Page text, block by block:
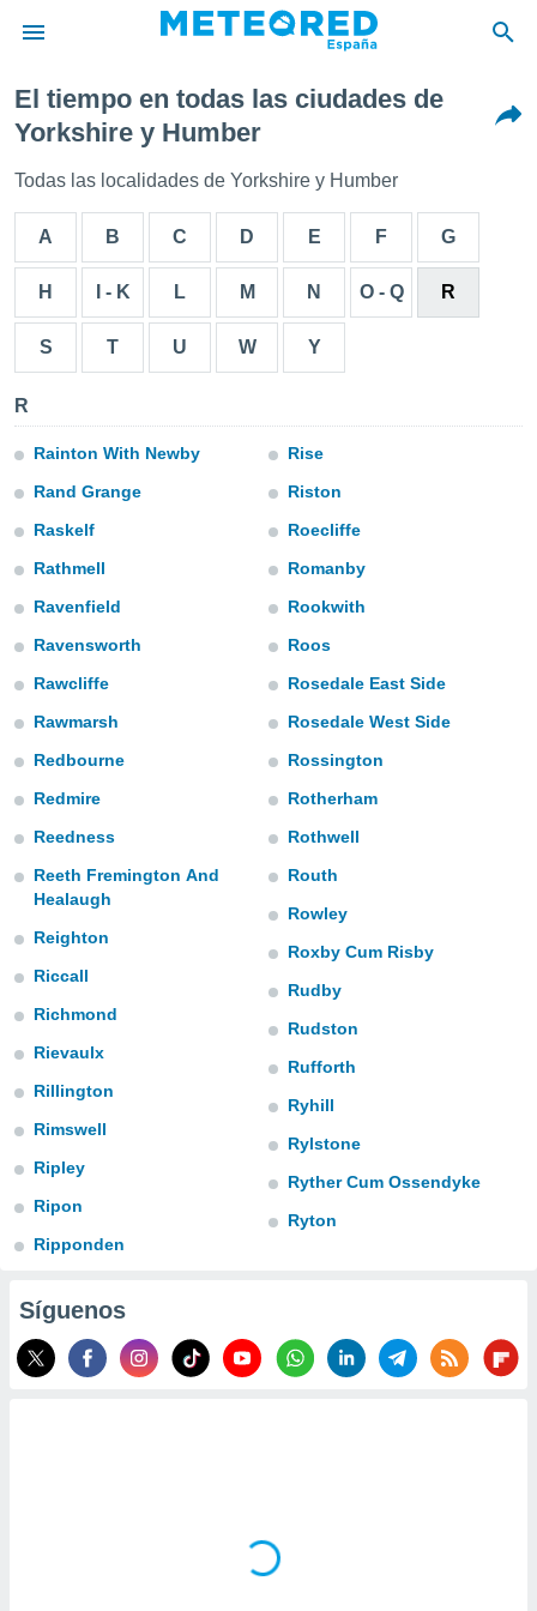
de
por
para
que se
calidad.
las
y
basada
seguir
la
todas
nuestros
y análisis
en
perfil
y
nuestra
de
ACEPTAR
CONFIGURACIÓN
El tiempo en todas las ciudades de
Yorkshire y Humber
Todas las localidades de Yorkshire y Humber
A B C D E F G
H I - K L M N O - Q R
S T U W Y
R
Rainton With Newby
Rand Grange
Raskelf
Rathmell
Ravenfield
Ravensworth
Rawcliffe
Rawmarsh
Redbourne
Redmire
Reedness
Reeth Fremington And
Healaugh
Reighton
Riccall
Richmond
Rievaulx
Rillington
Rimswell
Ripley
Ripon
Ripponden
Rise
Riston
Roecliffe
Romanby
Rookwith
Roos
Rosedale East Side
Rosedale West Side
Rossington
Rotherham
Rothwell
Routh
Rowley
Roxby Cum Risby
Rudby
Rudston
Rufforth
Ryhill
Rylstone
Ryther Cum Ossendyke
Ryton
Síguenos